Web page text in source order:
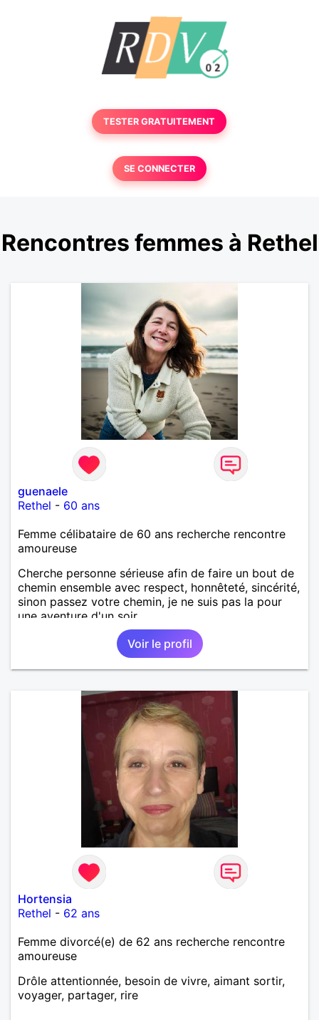
TESTER GRATUITEMENT
SE CONNECTER
Rencontres femmes à Rethel
guenaele
Rethel - 60 ans
Femme célibataire de 60 ans recherche rencontre
amoureuse
Cherche personne sérieuse afin de faire un bout de
chemin ensemble avec respect, honnêteté, sincérité,
sinon passez votre chemin, je ne suis pas la pour
une aventure d'un soir..
Voir le profil
Hortensia
Rethel - 62 ans
Femme divorcé(e) de 62 ans recherche rencontre
amoureuse
Drôle attentionnée, besoin de vivre, aimant sortir,
voyager, partager, rire